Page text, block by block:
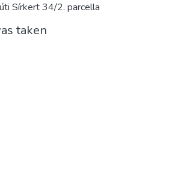
Sírkert 34/2. parcella
taken